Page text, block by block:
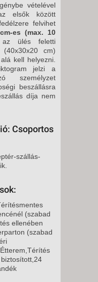
vételével
elsők között
felvihet
es (max. 10
az ülés feletti
cm)
kell helyezni.
jelzi a
személyzet
beszállásra
díja nem
Csoportos
szállás-
(szabad
ellenében
(szabad